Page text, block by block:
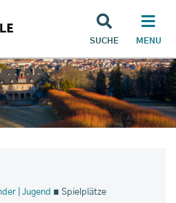
SUCHE MENU
| Jugend ∎ Spielplätze